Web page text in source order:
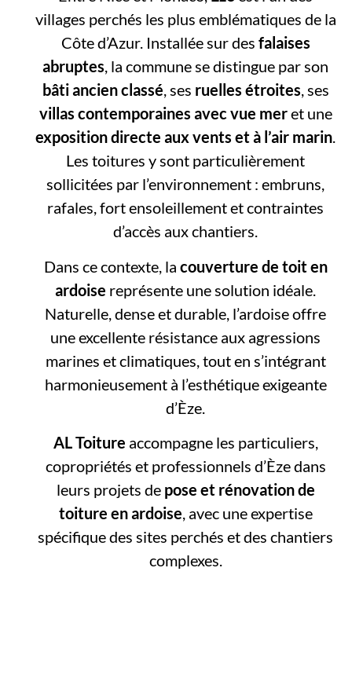
villages perchés les plus emblématiques de la
Côte d’Azur. Installée sur des falaises
abruptes, la commune se distingue par son
bâti ancien classé, ses ruelles étroites, ses
villas contemporaines avec vue meret une
exposition directe aux vents et à l’air marin.
Les toitures y sont particulièrement
sollicitées par l’environnement : embruns,
rafales, fort ensoleillement et contraintes
d’accès aux chantiers.
Dans ce contexte, la couverture de toit en
ardoise représente une solution idéale.
Naturelle, dense et durable, l’ardoise offre
une excellente résistance aux agressions
marines et climatiques, tout en s’intégrant
harmonieusement à l’esthétique exigeante
d’Èze.
AL Toiture accompagne les particuliers,
copropriétés et professionnels d’Èze dans
leurs projets de pose et rénovation de
toiture en ardoise, avec une expertise
spécifique des sites perchés et des chantiers
complexes.